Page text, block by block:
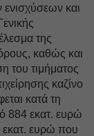
και
της
καθώς και
του τιμήματος
καζίνο
κατά τη
884 εκατ. ευρώ
ευρώ που